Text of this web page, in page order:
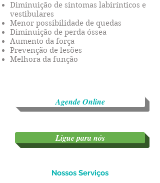
Diminuição de sintomas labirínticos e
vestibulares
Menor possibilidade de quedas
Diminuição de perda óssea
Aumento da força
Prevenção de lesões
Melhora da função
Agende Online
Ligue para nós
Nossos Serviços